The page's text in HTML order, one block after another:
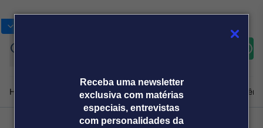
Receba uma newsletter
exclusiva com matérias
especiais, entrevistas
com personalidades da
Home Produtos e soluçõesNotíciasBlogWeekend